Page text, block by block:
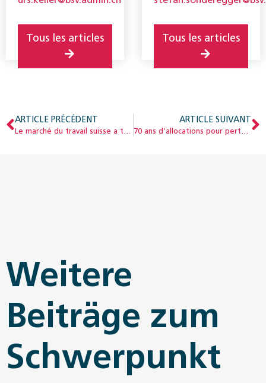
Tous les articles Tous les articles
ARTICLE PRÉCÉDENT
Le marché du travail suisse a tenu bon face à la pandémie
ARTICLE SUIVANT
70 ans d’allocations pour perte de gain : de l’armée à la famille
Weitere
Beiträge zum
Schwerpunkt